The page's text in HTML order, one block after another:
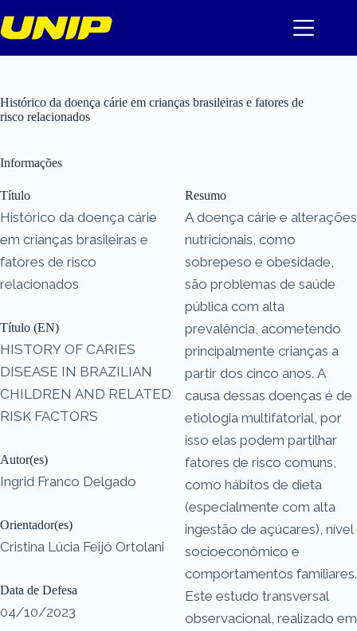
para
o
Histórico da doença cárie em crianças brasileiras e fatores de
risco relacionados
Informações
Título
Histórico da doença cárie
em crianças brasileiras e
fatores de risco
relacionados
Título (EN)
HISTORY OF CARIES
DISEASE IN BRAZILIAN
CHILDREN AND RELATED
RISK FACTORS
Autor(es)
Ingrid Franco Delgado
Orientador(es)
Cristina Lúcia Feijó Ortolani
Data de Defesa
04/10/2023
Resumo
A doença cárie e alterações
nutricionais, como
sobrepeso e obesidade,
são problemas de saúde
pública com alta
prevalência, acometendo
principalmente crianças a
partir dos cinco anos. A
causa dessas doenças é de
etiologia multifatorial, por
isso elas podem partilhar
fatores de risco comuns,
como hábitos de dieta
(especialmente com alta
ingestão de açúcares), nível
socioeconômico e
comportamentos familiares.
Este estudo transversal
observacional, realizado em